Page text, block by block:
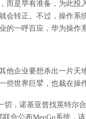
而是早有准备，为此
会转正。不过，操作系
的一呼百应，华为操作
他企业要想杀出一片
些世界巨擘，也栽在操
切，诺基亚曾找英特尔
合公布MeeGo系统，